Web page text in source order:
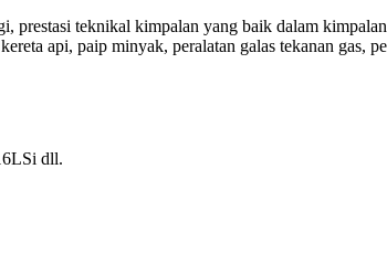
teknikal kimpalan yang baik dalam
api, paip minyak, peralatan galas tekanan gas,
dll.